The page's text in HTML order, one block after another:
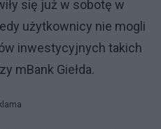
się już w sobotę w
użytkownicy nie mogli
inwestycyjnych takich
mBank Giełda.